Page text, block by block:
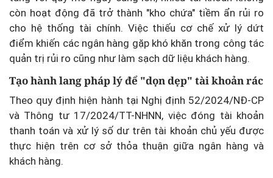
còn hoạt động đã trở thành "kho chứa" tiềm ẩn rủi ro
cho hệ thống tài chính. Việc thiếu cơ chế xử lý dứt
điểm khiến các ngân hàng gặp khó khăn trong công tác
quản trị rủi ro cũng như làm sạch dữ liệu khách hàng.
Tạo hành lang pháp lý để "dọn dẹp" tài khoản rác
Theo quy định hiện hành tại Nghị định 52/2024/NĐ-CP
và Thông tư 17/2024/TT-NHNN, việc đóng tài khoản
thanh toán và xử lý số dư trên tài khoản chủ yếu được
thực hiện trên cơ sở thỏa thuận giữa ngân hàng và
khách hàng.